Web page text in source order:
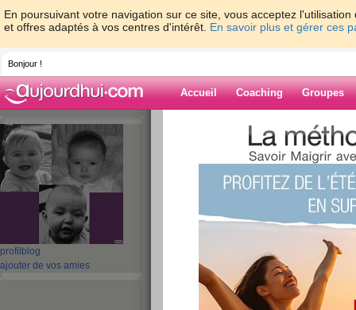
En poursuivant votre navigation sur ce site, vous acceptez
et offres adaptés à vos centres d'intérêt. En savoir plus et gérer ces
Bonjour !
Accueil Coaching Groupes
profil blog
ajouter de vos amies
> maudinette_69 >
Blog de
grrrr
Bon, ca fait 3 fois que je fais tout
ca plante alors là j'en ai marre,